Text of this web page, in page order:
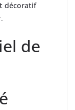
décoratif
de